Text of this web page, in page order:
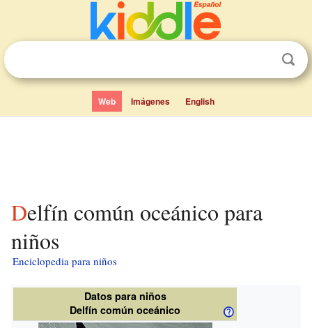
Web Imágenes English
Delfín común oceánico para
niños
Enciclopedia para niños
Datos para niños
Delfín común oceánico